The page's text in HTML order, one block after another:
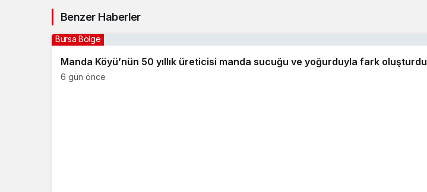
Benzer Haberler
Manda Köyü’nün 50 yıllık üreticisi manda sucuğu ve yoğurduyla fark oluşturdu
Bursa Bölge
6 gün önce